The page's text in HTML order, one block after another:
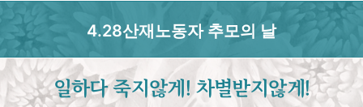
4.28산재노동자 추모의 날
일하다 죽지않게! 차별받지않게!